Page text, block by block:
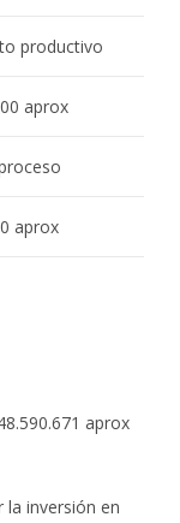
productivo
aprox
aprox
aprox
la inversión en